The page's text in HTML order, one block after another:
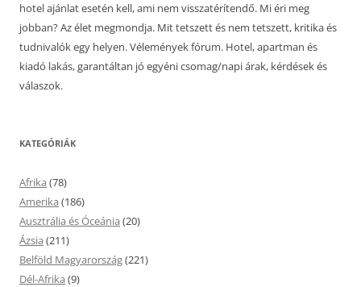
hotel ajánlat esetén kell, ami nem visszatérítendő. Mi éri meg
jobban? Az élet megmondja. Mit tetszett és nem tetszett, kritika és
tudnivalók egy helyen. Vélemények fórum. Hotel, apartman és
kiadó lakás, garantáltan jó egyéni csomag/napi árak, kérdések és
válaszok.
KATEGÓRIÁK
Afrika (78)
Amerika (186)
Ausztrália és Óceánia (20)
Ázsia (211)
Belföld Magyarország(221)
Dél-Afrika (9)